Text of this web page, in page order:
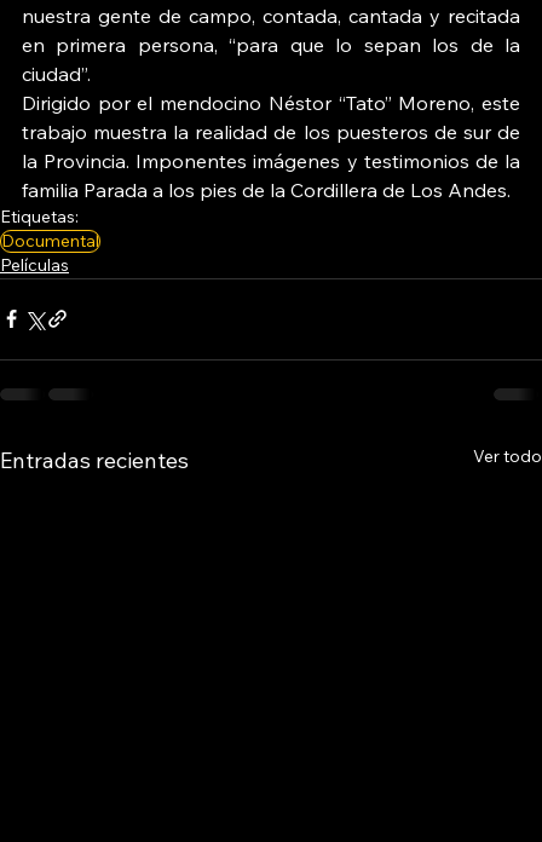
nuestra gente de campo, contada, cantada y recitada
en primera persona, “para que lo sepan los de la
ciudad”.
Dirigido por el mendocino Néstor “Tato” Moreno, este
trabajo muestra la realidad de los puesteros de sur de
la Provincia. Imponentes imágenes y testimonios de la
familia Parada a los pies de la Cordillera de Los Andes.
Etiquetas:
Documental
Películas
Entradas recientes Ver todo